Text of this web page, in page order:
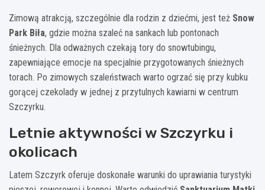
Zimową atrakcją, szczególnie dla rodzin z dziećmi, jest też Snow
Park Biła, gdzie można szaleć na sankach lub pontonach
śnieżnych. Dla odważnych czekają tory do snowtubingu,
zapewniające emocje na specjalnie przygotowanych śnieżnych
torach. Po zimowych szaleństwach warto ogrzać się przy kubku
gorącej czekolady w jednej z przytulnych kawiarni w centrum
Szczyrku.
Letnie aktywności w Szczyrku i
okolicach
Latem Szczyrk oferuje doskonałe warunki do uprawiania turystyki